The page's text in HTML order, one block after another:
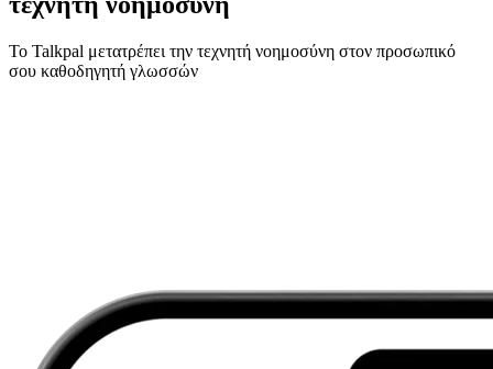
Το Talkpal μετατρέπει την τεχνητή νοημοσύνη στον προσωπικό
σου καθοδηγητή γλωσσών